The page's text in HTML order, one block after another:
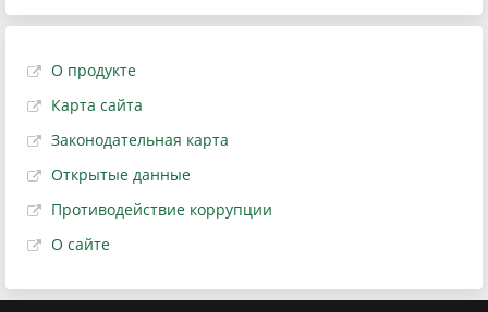
О продукте
Карта сайта
Законодательная карта
Открытые данные
Противодействие коррупции
О сайте